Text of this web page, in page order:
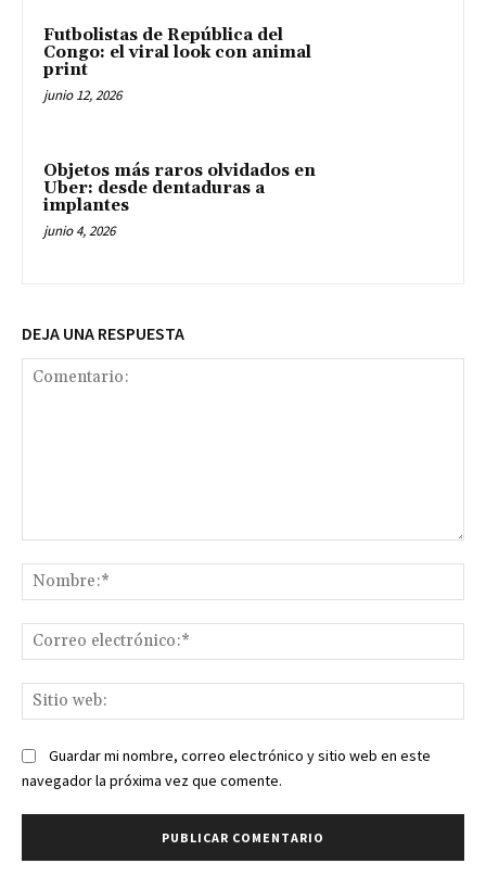
Futbolistas de República del
Congo: el viral look con animal
print
junio 12, 2026
Objetos más raros olvidados en
Uber: desde dentaduras a
implantes
junio 4, 2026
DEJA UNA RESPUESTA
Guardar mi nombre, correo electrónico y sitio web en este
navegador la próxima vez que comente.